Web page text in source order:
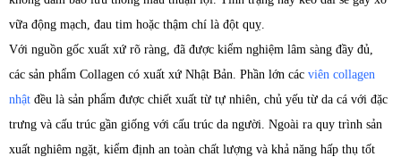
vữa động mạch, đau tim hoặc thậm chí là đột quỵ.
Với nguồn gốc xuất xứ rõ ràng, đã được kiểm nghiệm lâm sàng đầy đủ,
các sản phẩm Collagen có xuất xứ Nhật Bản. Phần lớn các viên collagen
nhật đều là sản phẩm được chiết xuất từ tự nhiên, chủ yếu từ da cá với đặc
trưng và cấu trúc gần giống với cấu trúc da người. Ngoài ra quy trình sản
xuất nghiêm ngặt, kiểm định an toàn chất lượng và khả năng hấp thụ tốt